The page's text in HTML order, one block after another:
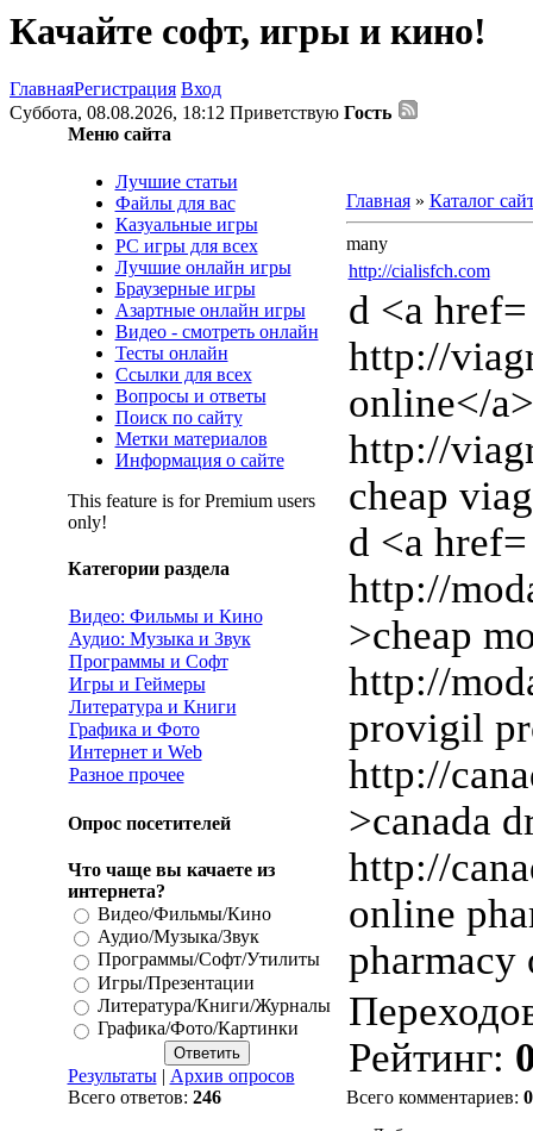
Качайте софт, игры и кино!
ГлавнаяРегистрация Вход
Суббота, 08.08.2026, 18:12 Приветствую Гость
Меню сайта
Лучшие статьи
Файлы для вас
Казуальные игры
PC игры для всех
Лучшие онлайн игры
Браузерные игры
Азартные онлайн игры
Видео - смотреть онлайн
Тесты онлайн
Ссылки для всех
Вопросы и ответы
Поиск по сайту
Метки материалов
Информация о сайте
This feature is for Premium users
only!
Категории раздела
Видео: Фильмы и Кино
Аудио: Музыка и Звук
Программы и Софт
Игры и Геймеры
Литература и Книги
Графика и Фото
Интернет и Web
Разное прочее
Опрос посетителей
Что чаще вы качаете из
интернета?
Видео/Фильмы/Кино
Аудио/Музыка/Звук
Программы/Софт/Утилиты
Игры/Презентации
Литература/Книги/Журналы
Графика/Фото/Картинки
Результаты| Архив опросов
Всего ответов: 246
Главная» Каталог
many
http://cialisfch.com
d <a href=
http://
online</
http://
cheap
d <a href=
http://
>cheap
http://
provigil
http://
>canada
http://
online
pharmacy
Рейтинг:
Всего комментариев: 0